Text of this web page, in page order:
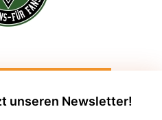
unseren Newsletter!